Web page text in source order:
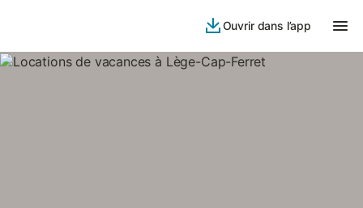
Ouvrir dans l’app